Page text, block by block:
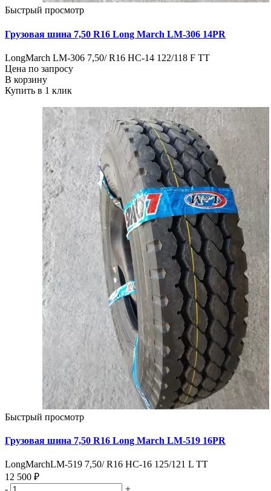
Быстрый просмотр
Грузовая шина 7,50 R16 Long March LM-306 14PR
LongMarch LM-306 7,50/ R16 HC-14 122/118 F TT
Цена по запросу
В корзину
Купить в 1 клик
Быстрый просмотр
Грузовая шина 7,50 R16 Long March LM-519 16PR
LongMarchLM-519 7,50/ R16 HC-16 125/121 L TT
12 500 ₽